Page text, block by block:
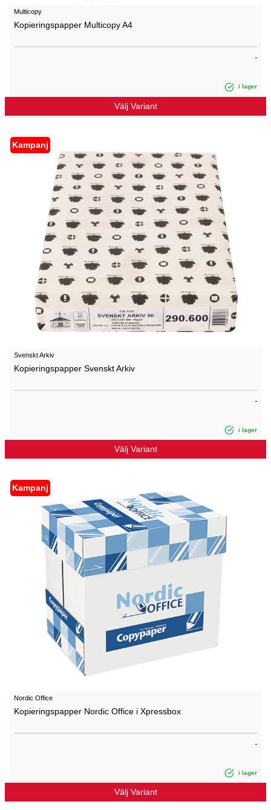
Multicopy
Kopieringspapper Multicopy A4
i lager
Välj Variant
Kampanj
Svenskt Arkiv
Kopieringspapper Svenskt Arkiv
i lager
Välj Variant
Kampanj
Nordic Office
Kopieringspapper Nordic Office i Xpressbox
i lager
Välj Variant